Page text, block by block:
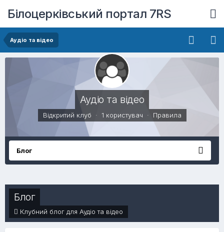
Білоцерківський портал 7RS
Аудіо та відео
Аудіо та відео
Відкритий клуб · 1 користувач · Правила
Блог
Блог
Клубний блог для Аудіо та відео